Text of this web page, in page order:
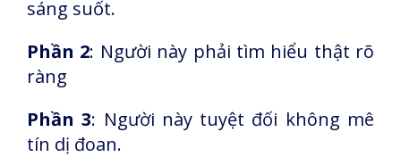
sáng suốt.
Phần 2: Người này phải tìm hiểu thật rõ
ràng
Phần 3: Người này tuyệt đối không mê
tín dị đoan.